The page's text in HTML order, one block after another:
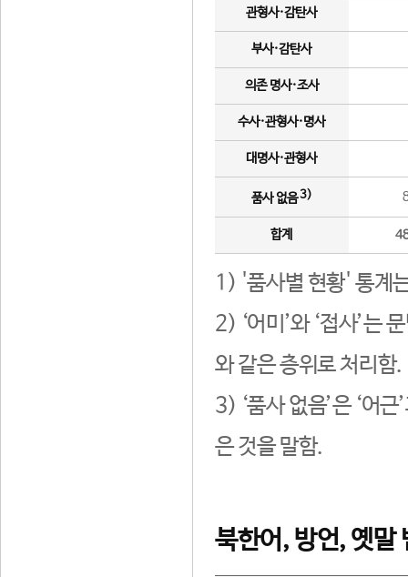
관형사·감탄사
부사·감탄사
의존 명사·조사
수사·관형사·명사
대명사·관형사
품사 없음3)
합계
1) '품사별 현황' 통계
2) ‘어미’와 ‘접사’는
와 같은 층위로 처리함.
3) ‘품사 없음’은 ‘어
은 것을 말함.
북한어, 방언, 옛말